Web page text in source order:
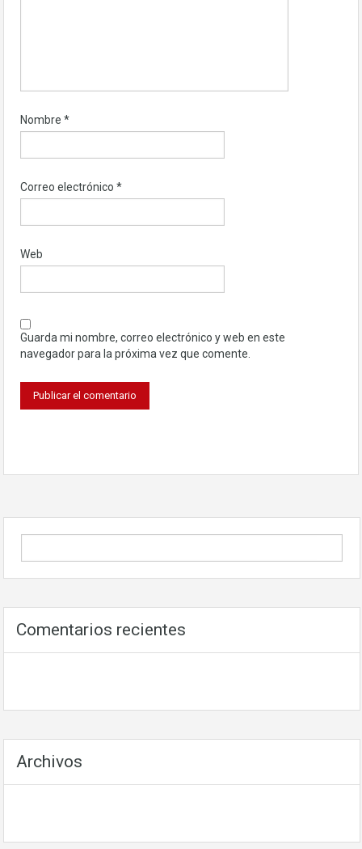
Nombre *
Correo electrónico *
Web
Guarda mi nombre, correo electrónico y web en este
navegador para la próxima vez que comente.
Comentarios recientes
Archivos